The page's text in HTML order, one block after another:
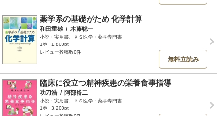
薬学系の基礎がため 化学計算
和田重雄 / 木藤聡一
小説・実用書、ＫＳ医学・薬学専門書
1巻
1,800pt
レビュー投稿数0件
無料立読み
臨床に役立つ精神疾患の栄養食事指導
功刀浩 / 阿部裕二
小説・実用書、ＫＳ医学・薬学専門書
1巻
3,200pt